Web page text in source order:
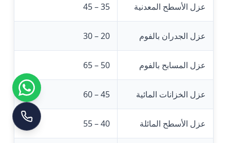
عزل الأسطح المعدنية 35 – 45
عزل الجدران بالفوم 20 – 30
عزل المسابح بالفوم 50 – 65
عزل الخزانات المائية 45 – 60
عزل الأسطح المائلة 40 – 55